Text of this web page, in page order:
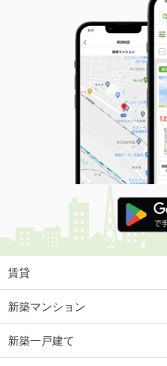
賃貸
新築マンション
新築一戸建て